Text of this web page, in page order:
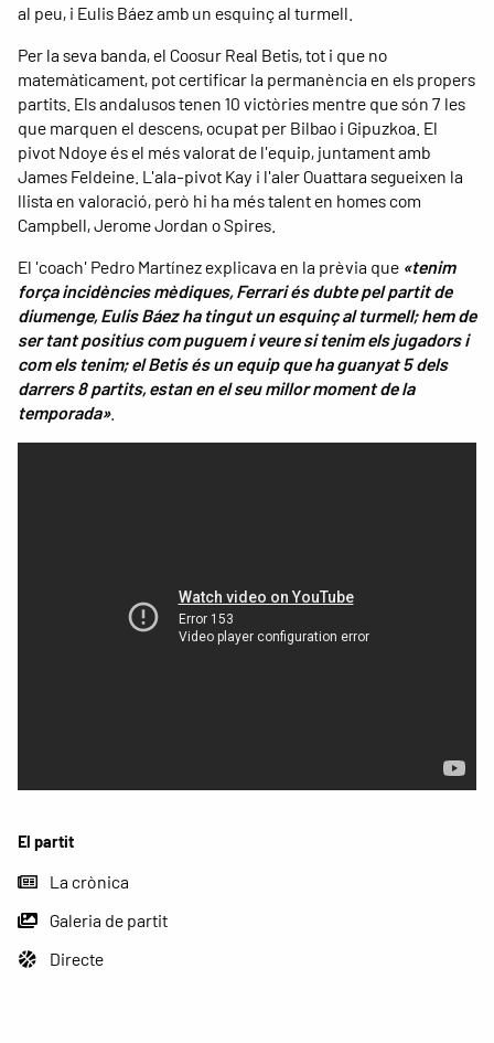
El partit
La crònica
Galeria de partit
Directe
al peu, i Eulis Báez amb un esquinç al turmell.
Per la seva banda, el Coosur Real Betis, tot i que no
matemàticament, pot certificar la permanència en els propers
partits. Els andalusos tenen 10 victòries mentre que són 7 les
que marquen el descens, ocupat per Bilbao i Gipuzkoa. El
pivot Ndoye és el més valorat de l'equip, juntament amb
James Feldeine. L'ala-pivot Kay i l'aler Ouattara segueixen la
llista en valoració, però hi ha més talent en homes com
Campbell, Jerome Jordan o Spires.
El 'coach' Pedro Martínez explicava en la prèvia que «tenim
força incidències mèdiques, Ferrari és dubte pel partit de
diumenge, Eulis Báez ha tingut un esquinç al turmell; hem de
ser tant positius com puguem i veure si tenim els jugadors i
com els tenim; el Betis és un equip que ha guanyat 5 dels
darrers 8 partits, estan en el seu millor moment de la
temporada».